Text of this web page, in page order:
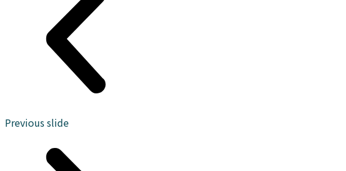
심고객등
록 바로가
기◀
약 바로가
기◀
Previous slide